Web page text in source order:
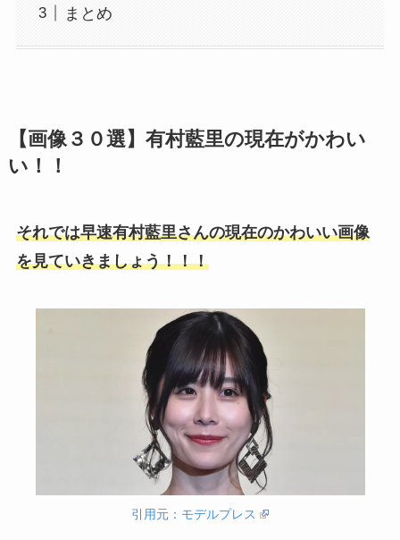
まとめ
【画像３０選】有村藍里の現在がかわい
い！！
それでは早速有村藍里さんの現在のかわいい画像
を見ていきましょう！！！
引用元：モデルプレス